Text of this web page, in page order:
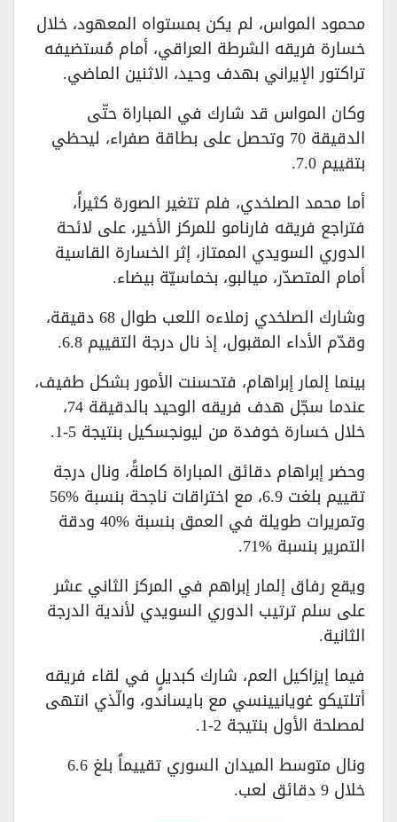
محمود المواس، لم يكن بمستواه المعهود، خلال
خسارة فريقه الشرطة العراقي، أمام مُستضيفه
تراكتور الإيراني بهدف وحيد، الاثنين الماضي.
وكان المواس قد شارك في المباراة حتّى
الدقيقة 70 وتحصل على بطاقة صفراء، ليحظي
بتقييم 7.0.
أما محمد الصلخدي، فلم تتغير الصورة كثيراً،
فتراجع فريقه فارنامو للمركز الأخير، على لائحة
الدوري السويدي الممتاز، إثر الخسارة القاسية
أمام المتصدّر، ميالبو، بخماسيّة بيضاء.
وشارك الصلخدي زملاءه اللعب طوال 68 دقيقة،
وقدّم الأداء المقبول، إذ نال درجة التقييم 6.8.
بينما إلمار إبراهام، فتحسنت الأمور بشكل طفيف،
عندما سجّل هدف فريقه الوحيد بالدقيقة 74،
خلال خسارة خوفدة من ليونجسكيل بنتيجة 5-1.
وحضر إبراهام دقائق المباراة كاملةً، ونال درجة
تقييم بلغت 6.9، مع اختراقات ناجحة بنسبة %56
وتمريرات طويلة في العمق بنسبة %40 ودقة
التمرير بنسبة %71.
ويقع رفاق إلمار إبراهم في المركز الثاني عشر
على سلم ترتيب الدوري السويدي لأندية الدرجة
الثانية.
فيما إيزاكيل العم، شارك كبديلٍ في لقاء فريقه
أتلتيكو غويانيينسي مع بايساندو، والّذي انتهى
لمصلحة الأول بنتيجة 2-1.
ونال متوسط الميدان السوري تقييماً بلغ 6.6
خلال 9 دقائق لعب.